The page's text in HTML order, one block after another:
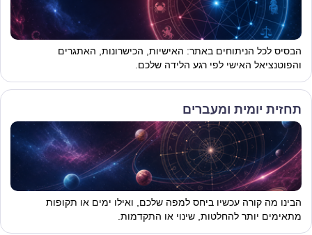
הבסיס לכל הניתוחים באתר: האישיות, הכישרונות, האתגרים
והפוטנציאל האישי לפי רגע הלידה שלכם.
תחזית יומית ומעברים
הבינו מה קורה עכשיו ביחס למפה שלכם, ואילו ימים או תקופות
מתאימים יותר להחלטות, שינוי או התקדמות.